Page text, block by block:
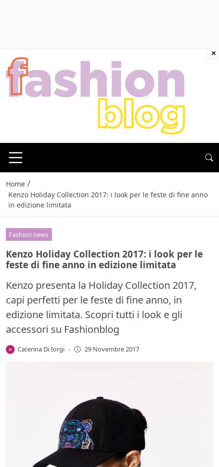
Home /
Kenzo Holiday Collection 2017: i look per le feste di fine anno
in edizione limitata
Fashion news
Kenzo Holiday Collection 2017: i look per le
feste di fine anno in edizione limitata
Kenzo presenta la Holiday Collection 2017,
capi perfetti per le feste di fine anno, in
edizione limitata. Scopri tutti i look e gli
accessori su Fashionblog
Caterina Di Iorgi - 29 Novembre 2017
×